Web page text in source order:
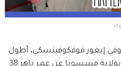
إيغور فوفكوفينسكي، أطول